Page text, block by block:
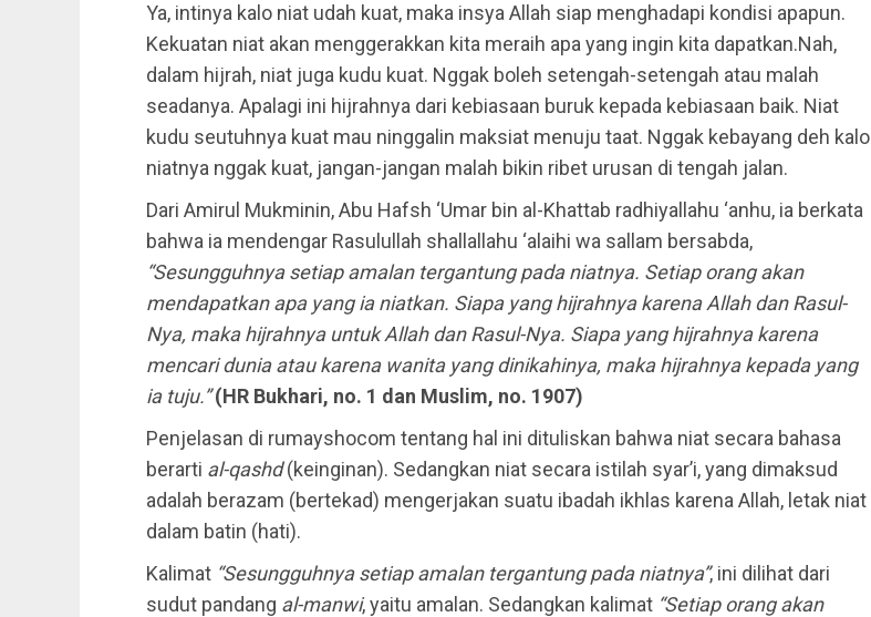
Ya, intinya kalo niat udah kuat, maka insya Allah siap menghadapi kondisi apapun.
Kekuatan niat akan menggerakkan kita meraih apa yang ingin kita dapatkan.Nah,
dalam hijrah, niat juga kudu kuat. Nggak boleh setengah-setengah atau malah
seadanya. Apalagi ini hijrahnya dari kebiasaan buruk kepada kebiasaan baik. Niat
kudu seutuhnya kuat mau ninggalin maksiat menuju taat. Nggak kebayang deh kalo
niatnya nggak kuat, jangan-jangan malah bikin ribet urusan di tengah jalan.
Dari Amirul Mukminin, Abu Hafsh ‘Umar bin al-Khattab radhiyallahu ‘anhu, ia berkata
bahwa ia mendengar Rasulullah shallallahu ‘alaihi wa sallam bersabda,
“Sesungguhnya setiap amalan tergantung pada niatnya. Setiap orang akan
mendapatkan apa yang ia niatkan. Siapa yang hijrahnya karena Allah dan Rasul-
Nya, maka hijrahnya untuk Allah dan Rasul-Nya. Siapa yang hijrahnya karena
mencari dunia atau karena wanita yang dinikahinya, maka hijrahnya kepada yang
ia tuju.” (HR Bukhari, no. 1 dan Muslim, no. 1907)
Penjelasan di rumayshocom tentang hal ini dituliskan bahwa niat secara bahasa
berarti al-qashd(keinginan). Sedangkan niat secara istilah syar’i, yang dimaksud
adalah berazam (bertekad) mengerjakan suatu ibadah ikhlas karena Allah, letak niat
dalam batin (hati).
Kalimat “Sesungguhnya setiap amalan tergantung pada niatnya”, ini dilihat dari
sudut pandang al-manwi, yaitu amalan. Sedangkan kalimat “Setiap orang akan